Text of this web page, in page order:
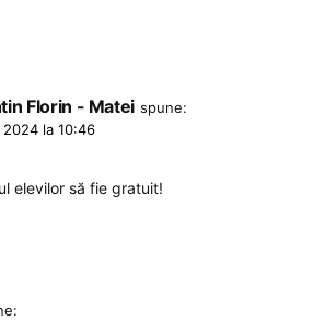
Florin - Matei spune:
la 10:46
elevilor să fie gratuit!